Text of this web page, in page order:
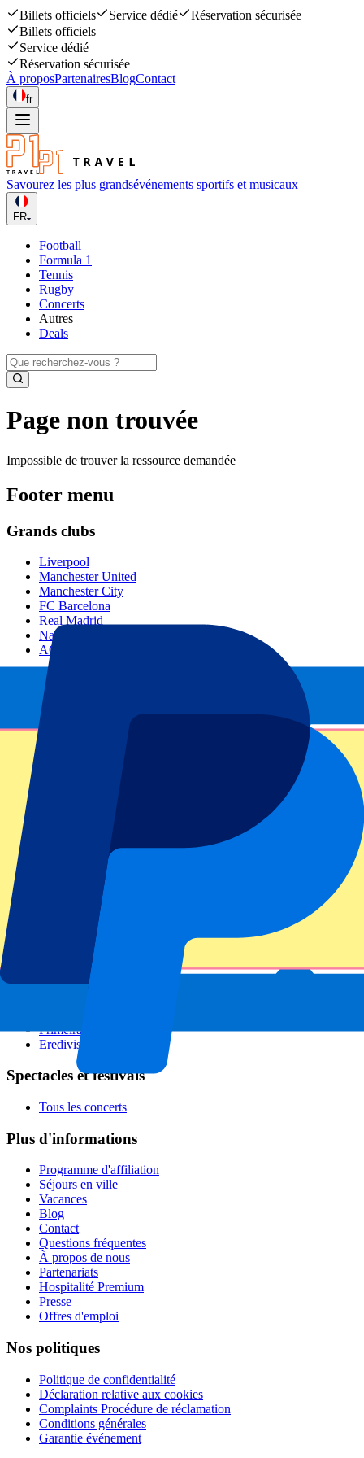
Billets officiels Service dédié
Réservation sécurisée
Billets officiels
Service dédié
Réservation sécurisée
À proposPartenairesBlogContact
fr
Savourez les plus grandsévénements sportifs et musicaux
FR
Football
Formula 1
Tennis
Rugby
Concerts
Autres
Deals
Page non trouvée
Impossible de trouver la ressource demandée
Footer menu
Grands clubs
Liverpool
Manchester United
Manchester City
FC Barcelona
Real Madrid
Napoli
AC Milan
Événements populaires
GP Espagne
Tous les sports
Championnats de football
Ligue des Champions
Premier League
Serie A
Primeira Liga
Eredivisie
Spectacles et festivals
Tous les concerts
Plus d'informations
Programme d'affiliation
Séjours en ville
Vacances
Blog
Contact
Questions fréquentes
À propos de nous
Partenariats
Hospitalité Premium
Presse
Offres d'emploi
Nos politiques
Politique de confidentialité
Déclaration relative aux cookies
Complaints Procédure de réclamation
Conditions générales
Garantie événement